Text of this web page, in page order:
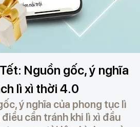
Nguồn gốc, ý nghĩa
lì xì thời 4.0
ý nghĩa của phong tục lì
cần tránh khi lì xì đầu